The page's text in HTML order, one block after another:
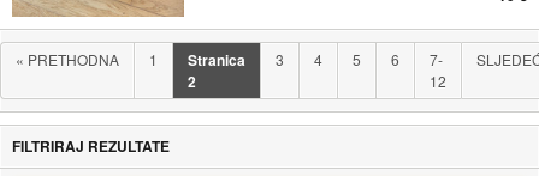
« PRETHODNA 1
Stranica
2
3 4 5 6
7-
12
FILTRIRAJ REZULTATE